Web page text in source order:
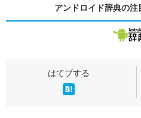
アンドロイド辞典の注